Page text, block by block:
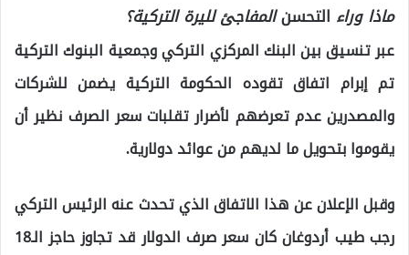
ماذا وراء التحسنالمفاجئ لليرة التركية؟
عبر تنسيق بين البنك المركزي التركي وجمعية البنوك التركية
تم إبرام اتفاق تقوده الحكومة التركية يضمن للشركات
والمصدرين عدم تعرضهم لأضرار تقلبات سعر الصرف نظير أن
يقوموا بتحويل ما لديهم من عوائد دولارية.
وقبل الإعلان عن هذا الاتفاق الذي تحدث عنه الرئيس التركي
رجب طيب أردوغان كان سعر صرف الدولار قد تجاوز حاجز الـ18